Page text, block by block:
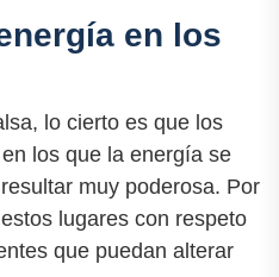
en los
lo cierto es que los
los que la energía se
muy poderosa. Por
lugares con respeto
que puedan alterar